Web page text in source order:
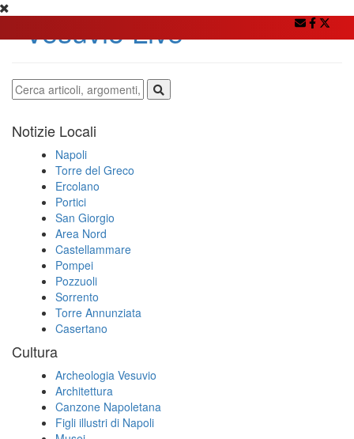
Notizie Locali
Napoli
Torre del Greco
Ercolano
Portici
San Giorgio
Area Nord
Castellammare
Pompei
Pozzuoli
Sorrento
Torre Annunziata
Casertano
Cultura
Archeologia Vesuvio
Architettura
Canzone Napoletana
Figli illustri di Napoli